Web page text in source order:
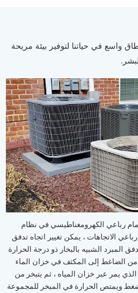
واسع في حياتنا لتوفير بيئة مريحة
رباعي الكهرومغناطيسي في نظام
الاتجاهات ، يمكن تغيير اتجاه تدفق
المبرد الشبيه بالبخار ذو درجة الحرارة
من الضاغط إلى المكثف في خزان الماء
الذي يمر عبر خزان المياه ، ثم يتبخر من
ويمتص الحرارة في المبخر للمجموعة